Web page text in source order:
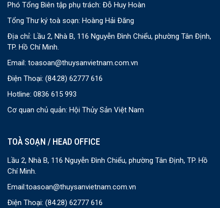
Phó Tổng Biên tập phụ trách: Đỗ Huy Hoàn
Tổng Thư ký toà soạn: Hoàng Hải Đăng
Địa chỉ: Lầu 2, Nhà B, 116 Nguyễn Đình Chiểu, phường Tân Định,
TP. Hồ Chí Minh.
Email: toasoan@thuysanvietnam.com.vn
Điện Thoại: (84.28) 62777 616
Hotline: 0836 615 993
Cơ quan chủ quản: Hội Thủy Sản Việt Nam
TOÀ SOẠN / HEAD OFFICE
Lầu 2, Nhà B, 116 Nguyễn Đình Chiểu, phường Tân Định, TP. Hồ
Chí Minh.
Email:toasoan@thuysanvietnam.com.vn
Điện Thoại: (84.28) 62777 616